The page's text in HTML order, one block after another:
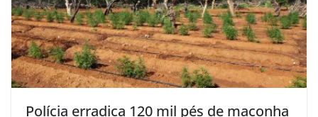
Polícia erradica 120 mil pés de maconha